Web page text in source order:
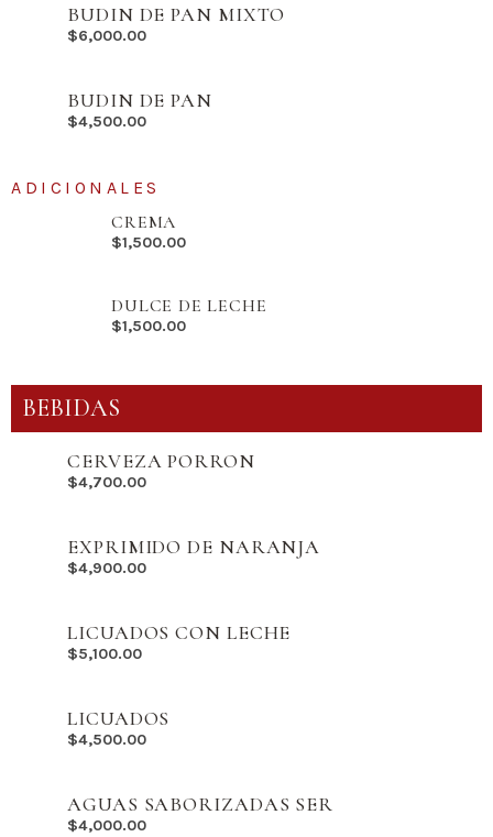
BUDIN DE PAN MIXTO
$6,000.00
BUDIN DE PAN
$4,500.00
ADICIONALES
CREMA
$1,500.00
DULCE DE LECHE
$1,500.00
BEBIDAS
CERVEZA PORRON
$4,700.00
EXPRIMIDO DE NARANJA
$4,900.00
LICUADOS CON LECHE
$5,100.00
LICUADOS
$4,500.00
AGUAS SABORIZADAS SER
$4,000.00